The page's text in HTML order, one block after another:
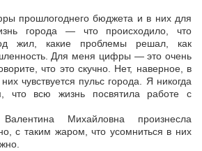
прошлогоднего бюджета и в них для
города — что происходило, что
жил, какие проблемы решал, как
Для меня цифры — это очень
что это скучно. Нет, наверное, в
чувствуется пульс города. Я никогда
что всю жизнь посвятила работе с
Михайловна произнесла
с таким жаром, что усомниться в них